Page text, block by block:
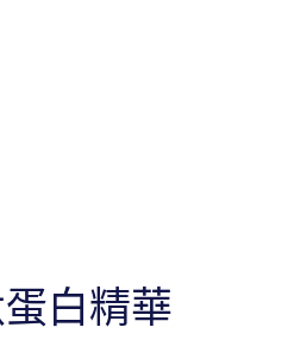
白精華